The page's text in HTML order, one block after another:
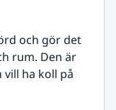
och gör det
rum. Den är
ha koll på